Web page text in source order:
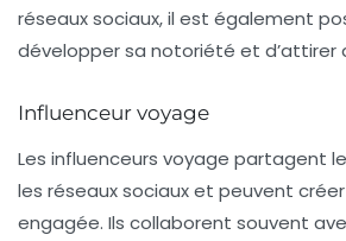
réseaux sociaux, il est également
développer sa notoriété et d’attirer
Influenceur voyage
Les influenceurs voyage partagent
les réseaux sociaux et peuvent
engagée. Ils collaborent souvent